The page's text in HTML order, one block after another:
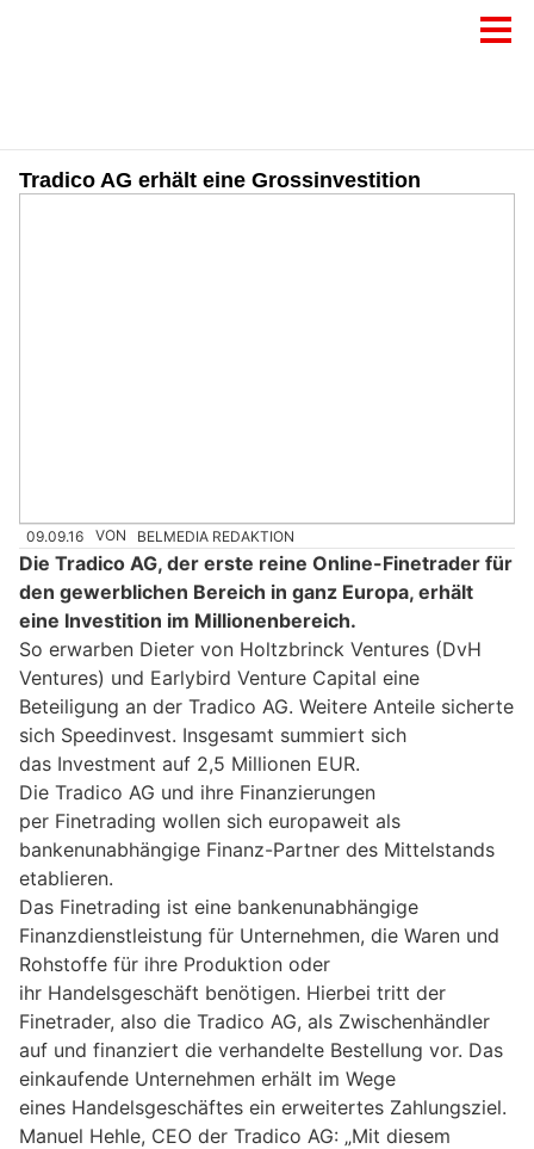
Tradico AG erhält eine Grossinvestition
09.09.16 VON BELMEDIA REDAKTION
Die Tradico AG, der erste reine Online-Finetrader für
den gewerblichen Bereich in ganz Europa, erhält
eine Investition im Millionenbereich.
So erwarben Dieter von Holtzbrinck Ventures (DvH
Ventures) und Earlybird Venture Capital eine
Beteiligung an der Tradico AG. Weitere Anteile sicherte
sich Speedinvest. Insgesamt summiert sich
das Investment auf 2,5 Millionen EUR.
Die Tradico AG und ihre Finanzierungen
per Finetrading wollen sich europaweit als
bankenunabhängige Finanz-Partner des Mittelstands
etablieren.
Das Finetrading ist eine bankenunabhängige
Finanzdienstleistung für Unternehmen, die Waren und
Rohstoffe für ihre Produktion oder
ihr Handelsgeschäft benötigen. Hierbei tritt der
Finetrader, also die Tradico AG, als Zwischenhändler
auf und finanziert die verhandelte Bestellung vor. Das
einkaufende Unternehmen erhält im Wege
eines Handelsgeschäftes ein erweitertes Zahlungsziel.
Manuel Hehle, CEO der Tradico AG: „Mit diesem